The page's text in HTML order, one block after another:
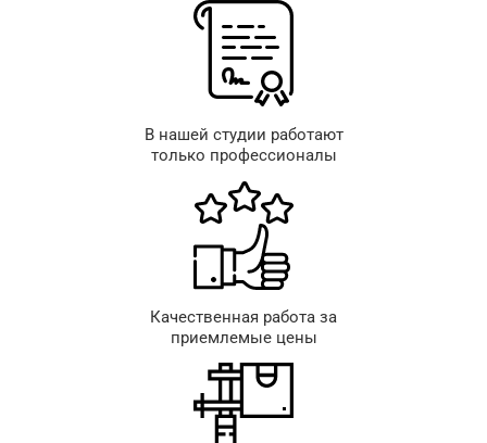
В нашей студии работают
только профессионалы
Качественная работа за
приемлемые цены